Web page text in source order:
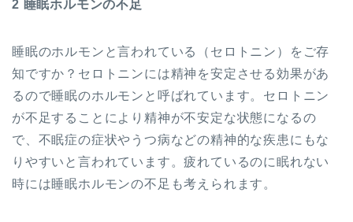
2 睡眠ホルモンの不足
睡眠のホルモンと言われている（セロトニン）をご存
知ですか？セロトニンには精神を安定させる効果があ
るので睡眠のホルモンと呼ばれています。セロトニン
が不足することにより精神が不安定な状態になるの
で、不眠症の症状やうつ病などの精神的な疾患にもな
りやすいと言われています。疲れているのに眠れない
時には睡眠ホルモンの不足も考えられます。